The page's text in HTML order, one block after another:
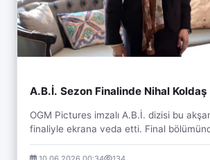
A.B.İ. Sezon Finalinde Nihal
OGM Pictures imzalı A.B.İ. dizisi bu
finaliyle ekrana veda etti. Final
Hancıoğlu karakterinin ardından